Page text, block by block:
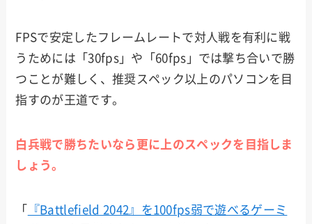
FPSで安定したフレームレートで対人戦を有利に戦
うためには「30fps」や「60fps」では撃ち合いで勝
つことが難しく、推奨スペック以上のパソコンを目
指すのが王道です。
白兵戦で勝ちたいなら更に上のスペックを目指しま
しょう。
「
『Battlefield 2042』を100fps弱で遊べるゲーミ